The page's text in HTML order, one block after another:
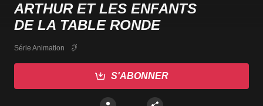
ARTHUR ET LES ENFANTS
DE LA TABLE RONDE
Série Animation
S'ABONNER